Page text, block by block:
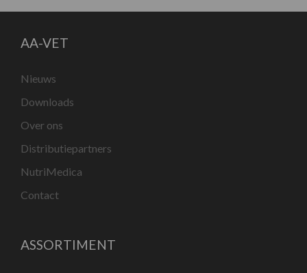
AA-VET
Nieuws
Downloads
Over ons
Distributiepartners
NutriMedica
Contact
ASSORTIMENT